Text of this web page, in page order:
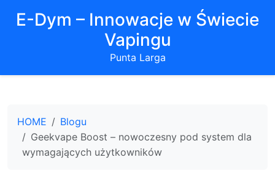
E-Dym – Innowacje w Świecie
Vapingu
Punta Larga
HOME
Blogu
Geekvape Boost – nowoczesny pod system dla
wymagających użytkowników